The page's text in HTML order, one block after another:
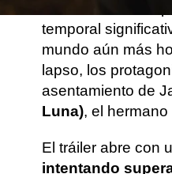
temporal
mundo aún más
lapso, los
asentamiento de
Luna), el
El tráiler abre con
intentando